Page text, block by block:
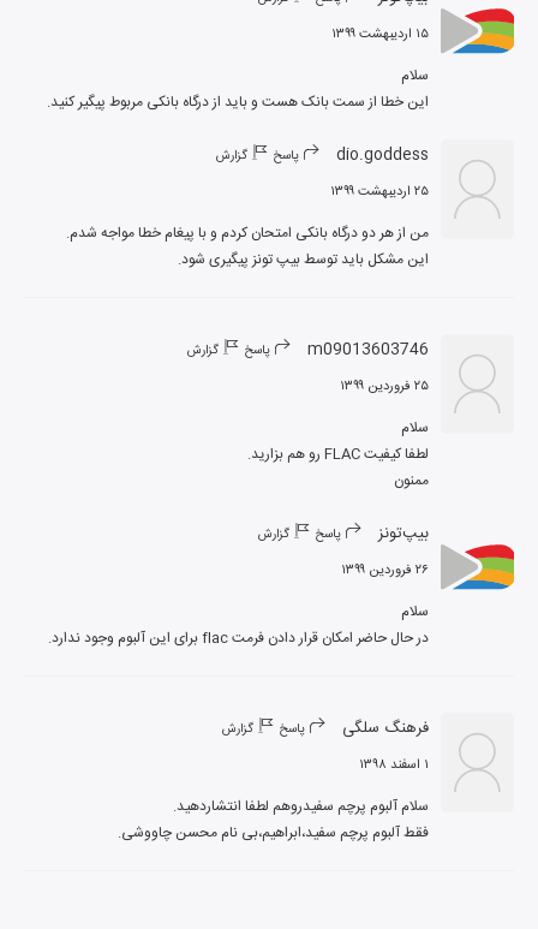
۱۵ اردیبهشت ۱۳۹۹
این خطا از سمت بانک هست و باید از درگاه بانکی مربوط پیگیر کنید.
dio.goddess پاسخ گزارش
۲۵ اردیبهشت ۱۳۹۹
این مشکل باید توسط بیپ تونز پیگیری شود.
m09013603746 پاسخ گزارش
۲۵ فروردین ۱۳۹۹
ممنون
بیپ‌تونز پاسخ گزارش
۲۶ فروردین ۱۳۹۹
در حال حاضر امکان قرار دادن فرمت flac برای این آلبوم وجود ندارد.
فرهنگ سلگی پاسخ گزارش
۱ اسفند ۱۳۹۸
فقط آلبوم پرچم سفید،ابراهیم،بی نام محسن چاووشی.